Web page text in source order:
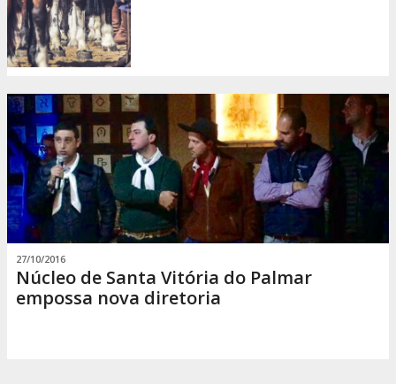
27/10/2016
Núcleo de Santa Vitória do Palmar
empossa nova diretoria